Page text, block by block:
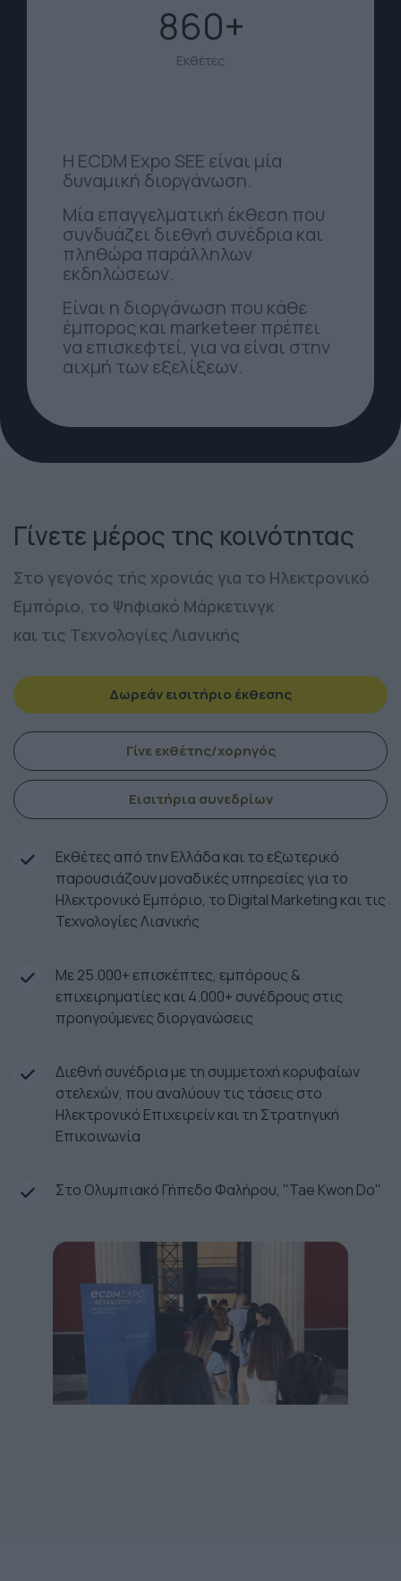
860
Εκθέτες
Η ECDM Expo SEE είναι μία
δυναμική διοργάνωση.
Μία επαγγελματική έκθεση που
συνδυάζει διεθνή συνέδρια και
πληθώρα παράλληλων
εκδηλώσεων.
Είναι η διοργάνωση που κάθε
έμπορος και marketeer πρέπει
να επισκεφτεί, για να είναι στην
αιχμή των εξελίξεων.
Γίνετε μέρος της κοινότητας
Στο γεγονός τής χρονιάς για το Ηλεκτρονικό
Εμπόριο, το Ψηφιακό Μάρκετινγκ
και τις Τεχνολογίες Λιανικής
Δωρεάν εισιτήριο έκθεσης
Γίνε εκθέτης/χορηγός
Εισιτήρια συνεδρίων
Εκθέτες από την Ελλάδα και το εξωτερικό
παρουσιάζουν μοναδικές υπηρεσίες για το
Ηλεκτρονικό Εμπόριο, το Digital Marketing και τις
Τεχνολογίες Λιανικής
Με 25.000+ επισκέπτες, εμπόρους &
επιχειρηματίες και 4.000+ συνέδρους στις
προηγούμενες διοργανώσεις
Διεθνή συνέδρια με τη συμμετοχή κορυφαίων
στελεχών, που αναλύουν τις τάσεις στο
Ηλεκτρονικό Επιχειρείν και τη Στρατηγική
Επικοινωνία
Στο Ολυμπιακό Γήπεδο Φαλήρου, "Tae Kwon Do"